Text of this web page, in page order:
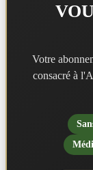
Votre
consacré à